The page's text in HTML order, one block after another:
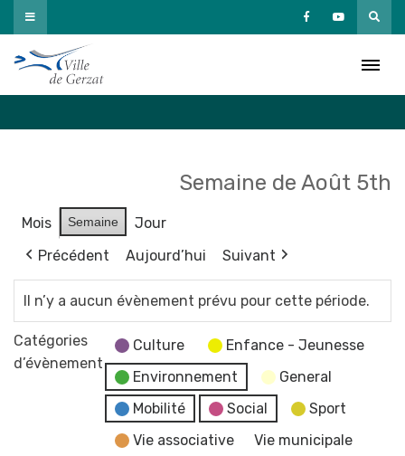
Passer
au
contenu
Semaine de Août 5th
Mois Semaine
Jour
Précédent
Aujourd’hui Suivant
Il n’y a aucun évènement prévu pour cette période.
Catégories
d’évènement
Culture
Enfance - Jeunesse
Environnement
General
Mobilité
Social
Sport
Vie associative
Vie municipale